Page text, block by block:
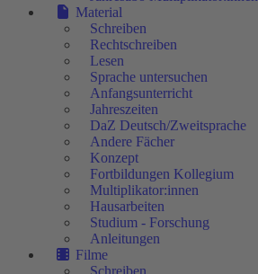
Material
Schreiben
Rechtschreiben
Lesen
Sprache untersuchen
Anfangsunterricht
Jahreszeiten
DaZ Deutsch/Zweitsprache
Andere Fächer
Konzept
Fortbildungen Kollegium
Multiplikator:innen
Hausarbeiten
Studium - Forschung
Anleitungen
Filme
Schreiben